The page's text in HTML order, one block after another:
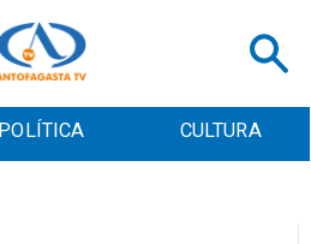
POLÍTICA CULTURA